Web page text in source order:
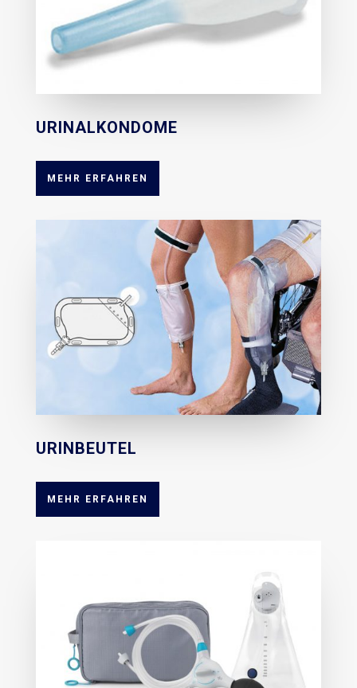
URINALKONDOME
MEHR ERFAHREN
URINBEUTEL
MEHR ERFAHREN